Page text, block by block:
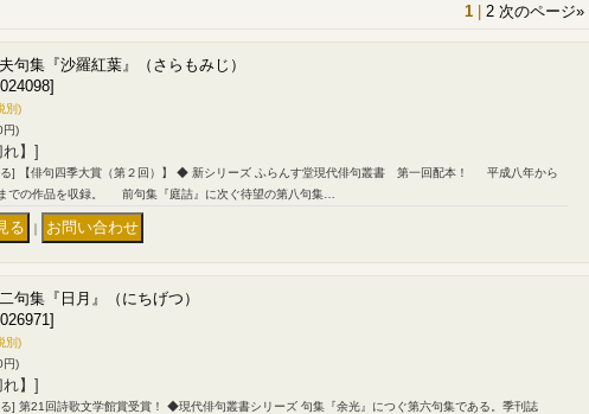
1
2 次のページ»
句集『沙羅紅葉』（さらもみじ）
別)
円)
】]
] 【俳句四季大賞（第２回）】 ◆ 新シリーズ ふらんす堂現代俳句叢書 第一回配本！ 平成八年から
での作品を収録。 前句集『庭詰』に次ぐ待望の第八句集…
｜
句集『日月』（にちげつ）
別)
円)
】]
] 第21回詩歌文学館賞受賞！ ◆現代俳句叢書シリーズ 句集『余光』につぐ第六句集である。季刊誌